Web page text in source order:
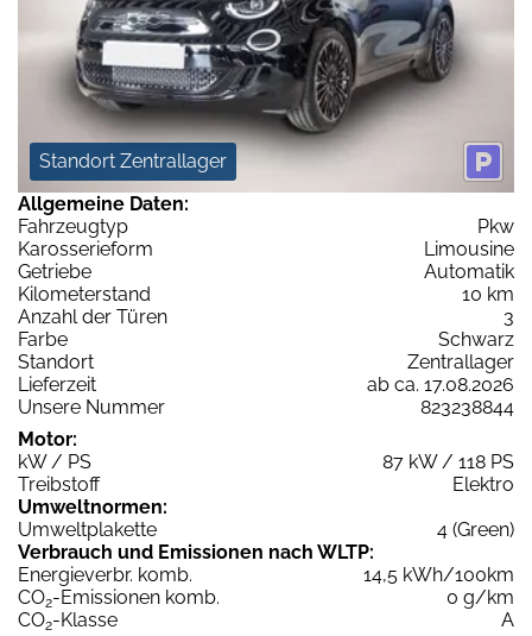
Standort Zentrallager
Allgemeine Daten:
Fahrzeugtyp
Pkw
Karosserieform
Limousine
Getriebe
Automatik
Kilometerstand
10 km
Anzahl der Türen
3
Farbe
Schwarz
Standort
Zentrallager
Lieferzeit
ab ca. 17.08.2026
Unsere Nummer
823238844
Motor:
kW / PS
87 kW / 118 PS
Treibstoff
Elektro
Umweltnormen:
Umweltplakette
4 (Green)
Verbrauch und Emissionen nach WLTP:
Energieverbr. komb.
14,5 kWh/100km
CO2-Emissionen komb.
0 g/km
CO2-Klasse
A